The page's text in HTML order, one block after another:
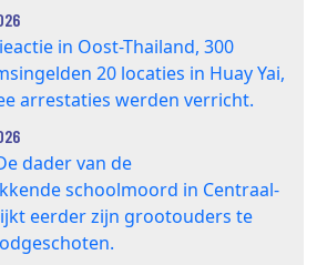
in Oost-Thailand, 300
20 locaties in Huay Yai,
arrestaties werden verricht.
dader van de
schoolmoord in Centraal-
eerder zijn grootouders te